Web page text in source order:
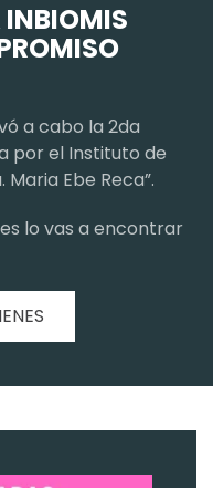
a cabo la 2da
por el Instituto de
Ebe Reca”.
lo vas a encontrar